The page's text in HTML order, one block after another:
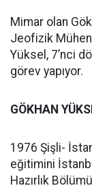
Mimar olan
Jeofizik
Yüksel, 7’nci
görev yapıyor.
GÖKHAN
1976 Şişli-
eğitimini
Hazırlık